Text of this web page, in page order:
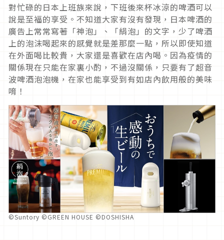
對忙碌的日本上班族來說，下班後來杯冰涼的啤酒可以
說是至福的享受。不知道大家有沒有發現，日本啤酒的
廣告上常常寫著「神泡」、「絹泡」的文字，少了啤酒
上的泡沫喝起來的感覺就是差那麼一點，所以即使知道
在外面喝比較貴，大家還是喜歡在店內喝。因為疫情的
關係現在只能在家裏小酌，不過沒關係，只要有了超音
波啤酒泡泡機，在家也能享受到有如店內飲用般的美味
唷！
©Suntory ©GREEN HOUSE ©DOSHISHA